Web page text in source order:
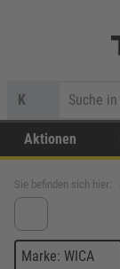
K
Aktionen
Sie befinden sich hier:
Marke: WICA